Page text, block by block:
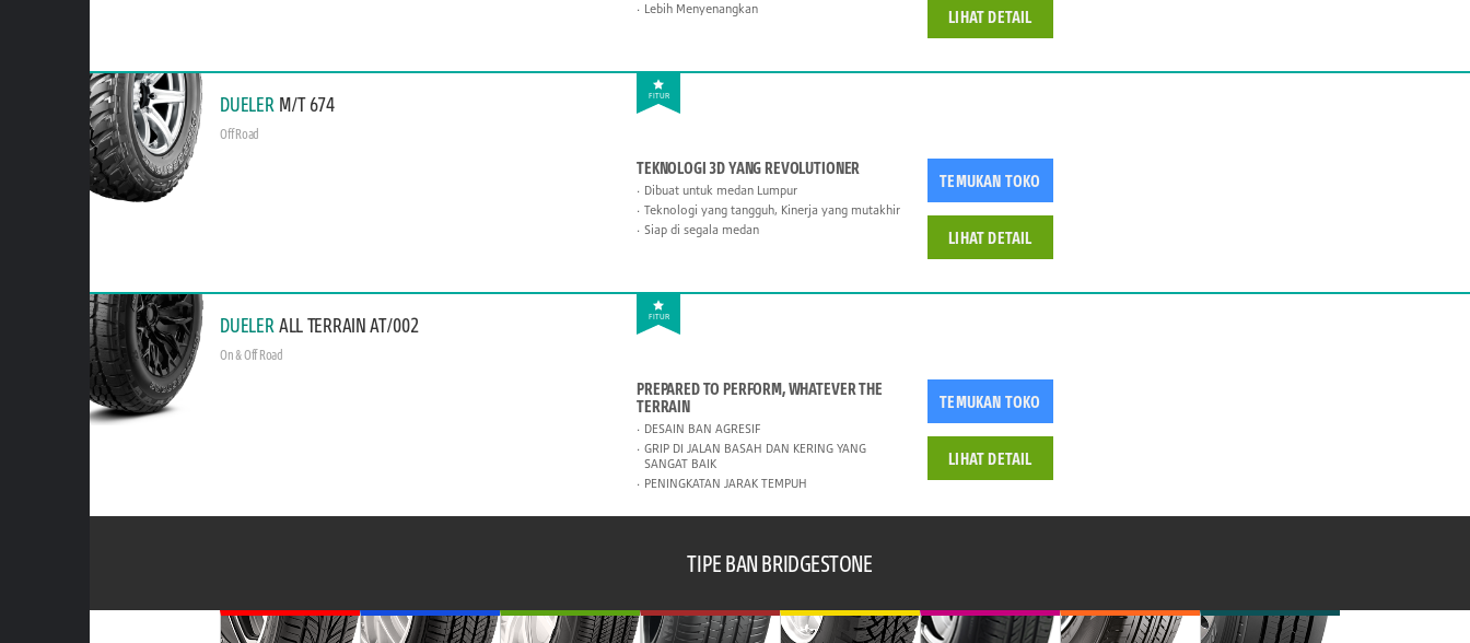
Lebih Menyenangkan
LIHAT DETAIL
FITUR
DUELER M/T 674
Off Road
TEKNOLOGI 3D YANG REVOLUTIONER
Dibuat untuk medan Lumpur
Teknologi yang tangguh, Kinerja yang mutakhir
Siap di segala medan
TEMUKAN TOKO
LIHAT DETAIL
FITUR
DUELERALL TERRAIN AT/002
On & Off Road
PREPARED TO PERFORM, WHATEVER THE
TERRAIN
DESAIN BAN AGRESIF
GRIP DI JALAN BASAH DAN KERING YANG
SANGAT BAIK
PENINGKATAN JARAK TEMPUH
TEMUKAN TOKO
LIHAT DETAIL
TIPE BAN BRIDGESTONE